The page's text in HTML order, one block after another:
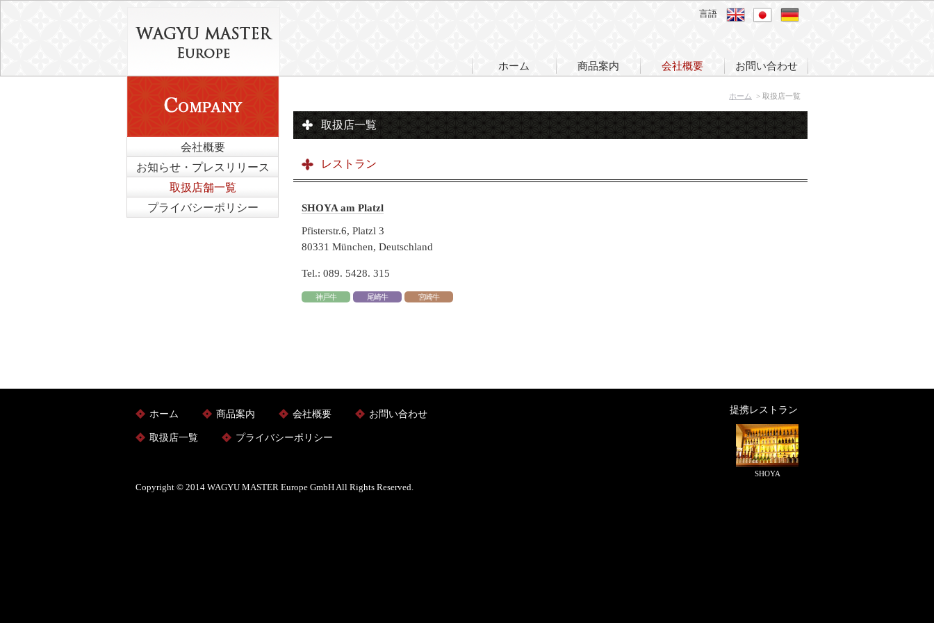
言語
ホーム 商品案内 会社概要 お問い合わせ
ホーム > 取扱店一覧
取扱店一覧
レストラン
SHOYA am Platzl
Pfisterstr.6, Platzl 3
80331 München, Deutschland
Tel.: 089. 5428. 315
神戸牛 尾崎牛 宮崎牛
会社概要
お知らせ・プレスリリース
取扱店舗一覧
プライバシーポリシー
ホーム 商品案内 会社概要 お問い合わせ
取扱店一覧 プライバシーポリシー
提携レストラン
SHOYA
Copyright © 2014 WAGYU MASTER Europe GmbH All Rights Reserved.